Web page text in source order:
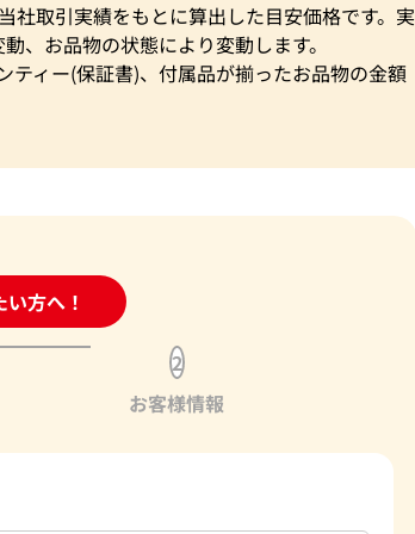
社取引実績をもとに算出した目安価格です。実
、お品物の状態により変動します。
ィー(保証書)、付属品が揃ったお品物の金額
方へ！
せフォーム
2
お客様情報